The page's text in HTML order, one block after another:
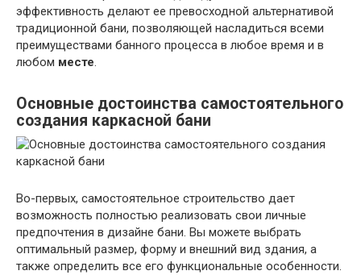
эффективность делают ее превосходной альтернативой
традиционной бани, позволяющей насладиться всеми
преимуществами банного процесса в любое время и в
любом месте.
Основные достоинства самостоятельного
создания каркасной бани
Во-первых, самостоятельное строительство дает
возможность полностью реализовать свои личные
предпочтения в дизайне бани. Вы можете выбрать
оптимальный размер, форму и внешний вид здания, а
также определить все его функциональные особенности.